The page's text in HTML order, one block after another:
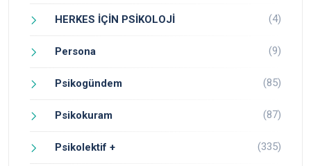
HERKES İÇİN PSİKOLOJİ (4)
Persona (9)
Psikogündem (85)
Psikokuram (87)
Psikolektif + (335)